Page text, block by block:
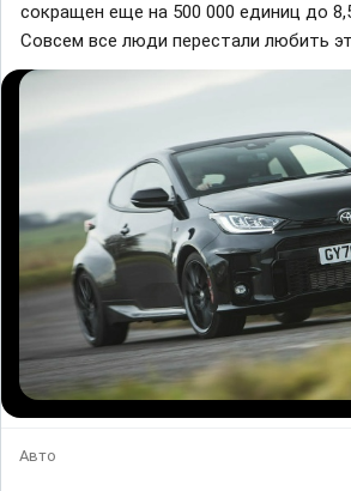
сокращен еще на 500 000 единиц до
Совсем все люди перестали любить
Авто